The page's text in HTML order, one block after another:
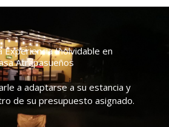
Experiencia Inolvidable en
Atrapasueños
a adaptarse a su estancia y
de su presupuesto asignado.